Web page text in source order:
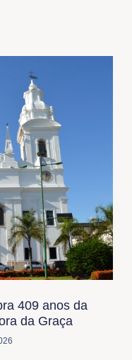
409 anos da
da Graça